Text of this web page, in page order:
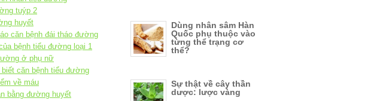
tuýp 2
huyết
căn bệnh đái tháo đường
bệnh tiểu đường loại 1
ở phụ nữ
căn bệnh tiểu đường
về máu
bằng đường huyết
Dùng nhân sâm Hàn
Quốc phụ thuộc vào
từng thể trạng cơ
thể?
Sự thật về cây thần
dược: lược vàng